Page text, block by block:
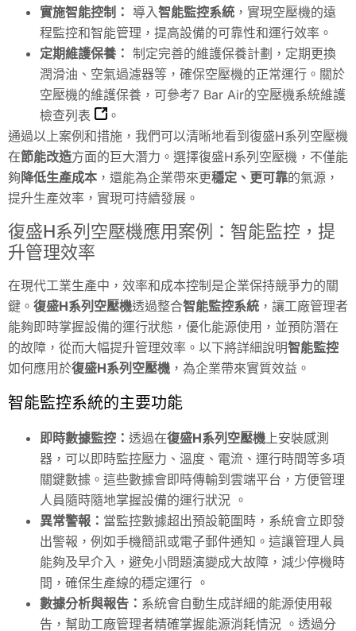
實施智能控制： 導入智能監控系統 ，實現空壓機的遠
程監控和智能管理，提高設備的可靠性和運行效率。
定期維護保養： 制定完善的維護保養計劃，定期更換
潤滑油、空氣過濾器等，確保空壓機的正常運行。關於
空壓機的維護保養，可參考7 Bar Air的空壓機系統維護
檢查列表
。
通過以上案例和措施，我們可以清晰地看到復盛H系列空壓機
在節能改造方面的巨大潛力。選擇復盛H系列空壓機，不僅能
夠降低生產成本 ，還能為企業帶來更穩定、更可靠的氣源，
提升生產效率，實現可持續發展。
復盛H系列空壓機應用案例：智能監控，提
升管理效率
在現代工業生產中，效率和成本控制是企業保持競爭力的關
鍵。 復盛H系列空壓機透過整合智能監控系統 ，讓工廠管理者
能夠即時掌握設備的運行狀態，優化能源使用，並預防潛在
的故障，從而大幅提升管理效率。以下將詳細說明智能監控
如何應用於復盛H系列空壓機 ，為企業帶來實質效益。
智能監控系統的主要功能
即時數據監控： 透過在復盛H系列空壓機 上安裝感測
器，可以即時監控壓力、溫度、電流、運行時間等多項
關鍵數據。這些數據會即時傳輸到雲端平台，方便管理
人員隨時隨地掌握設備的運行狀況 。
異常警報： 當監控數據超出預設範圍時，系統會立即發
出警報，例如手機簡訊或電子郵件通知。這讓管理人員
能夠及早介入，避免小問題演變成大故障，減少停機時
間，確保生產線的穩定運行 。
數據分析與報告： 系統會自動生成詳細的能源使用報
告，幫助工廠管理者精確掌握能源消耗情況 。透過分